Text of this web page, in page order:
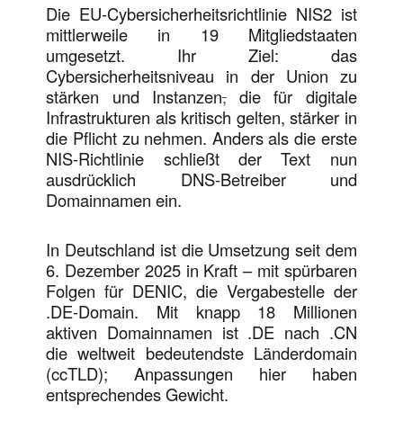
Die EU-Cybersicherheitsrichtlinie NIS2 ist
mittlerweile in 19 Mitgliedstaaten
umgesetzt. Ihr Ziel: das
Cybersicherheitsniveau in der Union zu
stärken und Instanzen,die für digitale
Infrastrukturen als kritisch gelten, stärker in
die Pflicht zu nehmen. Anders als die erste
NIS-Richtlinie schließt der Text nun
ausdrücklich DNS-Betreiber und
Domainnamen ein.
In Deutschland ist die Umsetzung seit dem
6. Dezember 2025 in Kraft – mit spürbaren
Folgen für DENIC, die Vergabestelle der
.DE-Domain. Mit knapp 18 Millionen
aktiven Domainnamen ist .DE nach .CN
die weltweit bedeutendste Länderdomain
(ccTLD); Anpassungen hier haben
entsprechendes Gewicht.